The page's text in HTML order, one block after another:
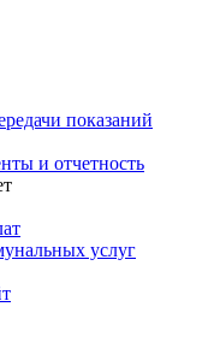
показаний
и отчетность
услуг